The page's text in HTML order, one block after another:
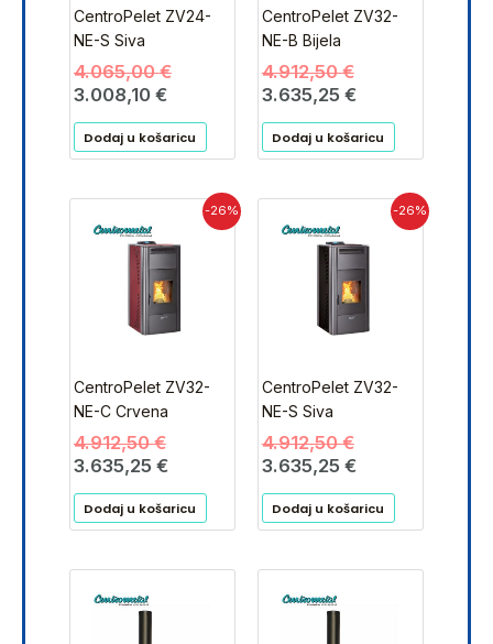
CentroPelet ZV24-
NE-S Siva
4.065,00€
3.008,10 €
Dodaj u košaricu
CentroPelet ZV32-
NE-B Bijela
4.912,50€
3.635,25 €
Dodaj u košaricu
-26%
CentroPelet ZV32-
NE-C Crvena
4.912,50€
Izvorna
cijena
bila
je:
4.912,50 €.
3.635,25 €
Trenutna
cijena
je:
3.635,25 €.
Dodaj u košaricu
-26%
CentroPelet ZV32-
NE-S Siva
4.912,50€
Izvorna
cijena
bila
je:
4.912,50 €.
3.635,25 €
Trenutna
cijena
je:
3.635,25 €.
Dodaj u košaricu